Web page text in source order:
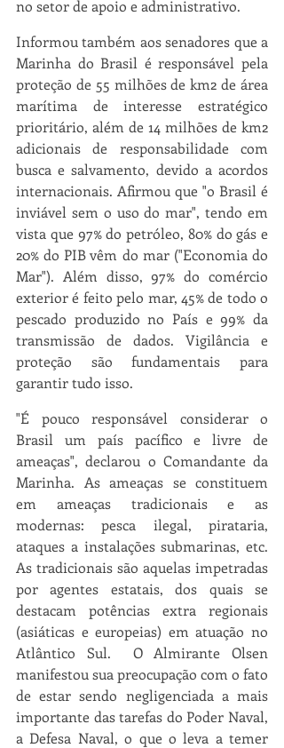
no setor de apoio e administrativo.
Informou também aos senadores que a
Marinha do Brasil é responsável pela
proteção de 55 milhões de km2 de área
marítima de interesse estratégico
prioritário, além de 14 milhões de km2
adicionais de responsabilidade com
busca e salvamento, devido a acordos
internacionais. Afirmou que "o Brasil é
inviável sem o uso do mar", tendo em
vista que 97% do petróleo, 80% do gás e
20% do PIB vêm do mar ("Economia do
Mar"). Além disso, 97% do comércio
exterior é feito pelo mar, 45% de todo o
pescado produzido no País e 99% da
transmissão de dados. Vigilância e
proteção são fundamentais para
garantir tudo isso.
"É pouco responsável considerar o
Brasil um país pacífico e livre de
ameaças", declarou o Comandante da
Marinha. As ameaças se constituem
em ameaças tradicionais e as
modernas: pesca ilegal, pirataria,
ataques a instalações submarinas, etc.
As tradicionais são aquelas impetradas
por agentes estatais, dos quais se
destacam potências extra regionais
(asiáticas e europeias) em atuação no
Atlântico Sul.  O Almirante Olsen
manifestou sua preocupação com o fato
de estar sendo negligenciada a mais
importante das tarefas do Poder Naval,
a Defesa Naval, o que o leva a temer